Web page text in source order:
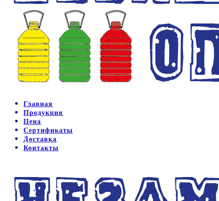
Главная
Продукция
Цена
Сертификаты
Доставка
Контакты